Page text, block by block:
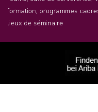
formation, programmes
lieux de séminaire